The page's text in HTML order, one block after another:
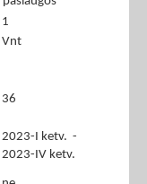
1
Vnt
36
2023-I ketv. -
2023-IV ketv.